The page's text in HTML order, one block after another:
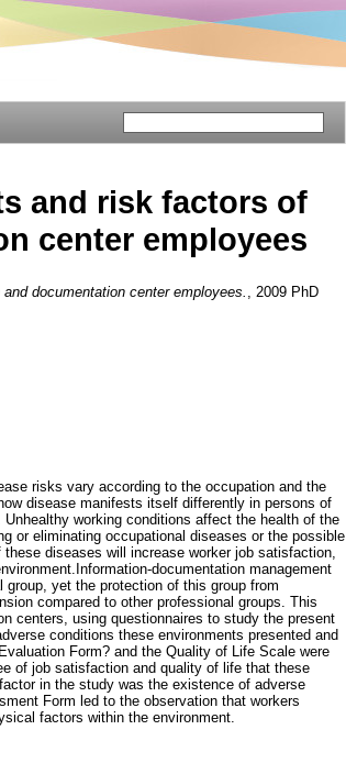
and risk factors of
center employees
documentation center employees.
, 2009 PhD
risks vary according to the occupation and the
disease manifests itself differently in persons of
working conditions affect the health of the
or eliminating occupational diseases or the possible
diseases will increase worker job satisfaction,
documentation management
yet the protection of this group from
compared to other professional groups. This
centers, using questionnaires to study the present
conditions these environments presented and
Form? and the Quality of Life Scale were
of job satisfaction and quality of life that these
in the study was the existence of adverse
Form led to the observation that workers
factors within the environment.